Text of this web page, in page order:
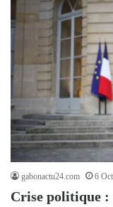
gabonactu24.com 6
Crise politique :